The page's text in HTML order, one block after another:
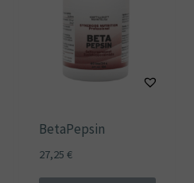
BetaPepsin
27,25 €